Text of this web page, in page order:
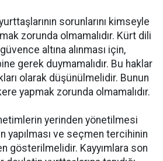
sorunlarını kimseyle
zorunda olmamalıdır. Kürt dili
altına alınması için,
gerek duymamalıdır. Bu haklar
olarak düşünülmelidir. Bunun
yapmak zorunda olmamalıdır.
yerinden yönetilmesi
yapılması ve seçmen tercihinin
gösterilmelidir. Kayyımlara son